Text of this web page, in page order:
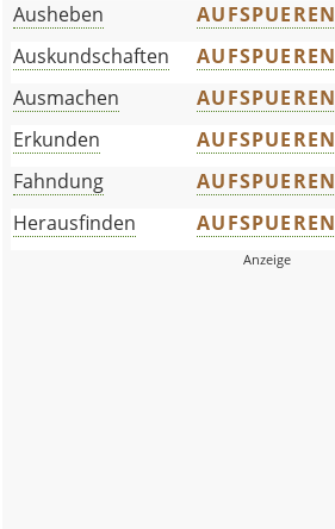
Ausheben
AUFSPUEREN
Auskundschaften
AUFSPUEREN
Ausmachen
AUFSPUEREN
Erkunden
AUFSPUEREN
Fahndung
AUFSPUEREN
Herausfinden
AUFSPUEREN